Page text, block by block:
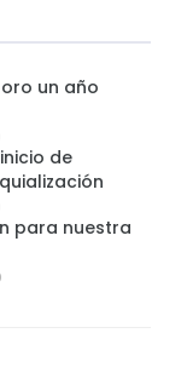
un año
de
para nuestra